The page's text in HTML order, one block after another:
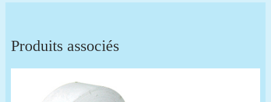
Produits associés